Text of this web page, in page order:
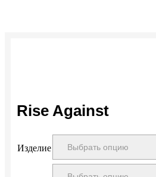
Rise Against
Изделие